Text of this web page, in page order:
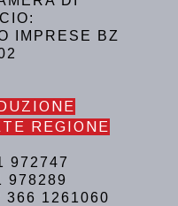
IMPRESE BZ
REGIONE
972747
978289
366 1261060